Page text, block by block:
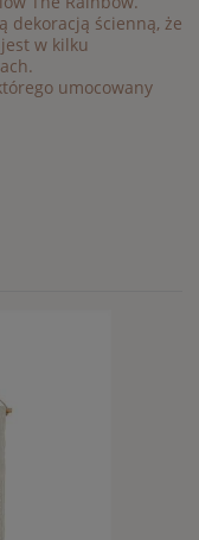
dekoracją ścienną, że
w kilku
umocowany